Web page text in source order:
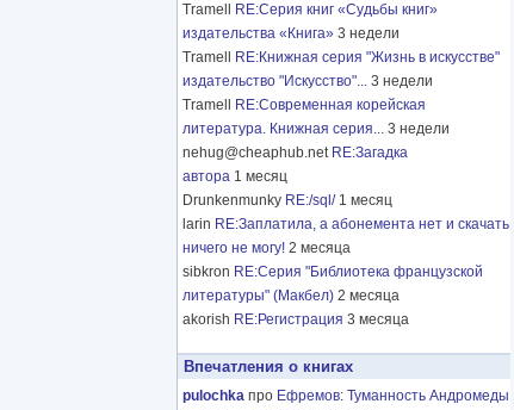
Tramell
RE:Серия книг «Судьбы книг»
издательства «Книга» 3 недели
Tramell
RE:Книжная серия "Жизнь в искусстве"
издательство "Искусство"... 3 недели
Tramell
RE:Современная корейская
литература. Книжная серия... 3 недели
nehug@cheaphub.net RE:Загадка
автора 1 месяц
Drunkenmunky RE:/sql/ 1 месяц
larin RE:Заплатила, а абонемента нет и скачать
ничего не могу! 2 месяца
sibkron RE:Серия "Библиотека французской
литературы" (Макбел) 2 месяца
akorish RE:Регистрация 3 месяца
Впечатления о книгах
pulochka про Ефремов: Туманность Андромеды